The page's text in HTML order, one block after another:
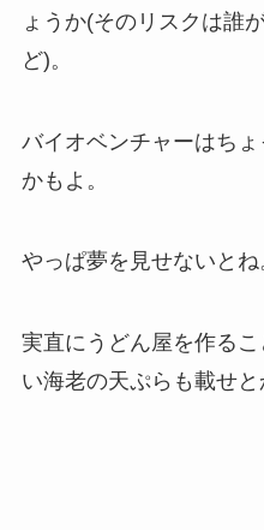
ょうか(そのリスクは誰
ど)。
バイオベンチャーはち
かもよ。
やっぱ夢を見せないとね
実直にうどん屋を作る
い海老の天ぷらも載せと